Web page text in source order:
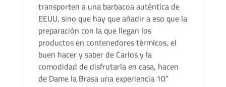
transporten a una barbacoa auténtica de
EEUU, sino que hay que añadir a eso que la
preparación con la que llegan los
productos en contenedores térmicos, el
buen hacer y saber de Carlos y la
comodidad de disfrutarla en casa, hacen
de Dame la Brasa una experiencia 10”